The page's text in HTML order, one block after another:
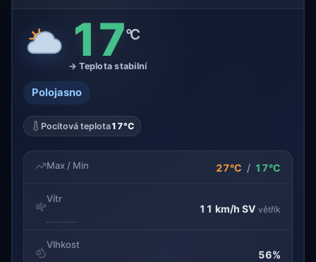
17°C
→ Teplota stabilní
Polojasno
Pocitová teplota17°C
Max / Min 27°C / 17°C
Vítr
11 km/h SV větřík
Vlhkost
56%